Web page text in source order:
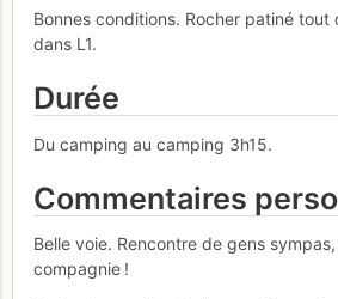
Bonnes conditions. Rocher patiné tout
dans L1.
Durée
Du camping au camping 3h15.
Commentaires
Belle voie. Rencontre de gens
compagnie !